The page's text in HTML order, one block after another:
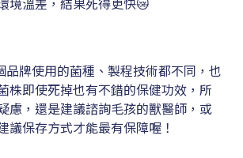
品牌使用的菌種、製程技術都不同，也
株即使死掉也有不錯的保健功效，所
慮，還是建議諮詢毛孩的獸醫師，或
議保存方式才能最有保障喔！